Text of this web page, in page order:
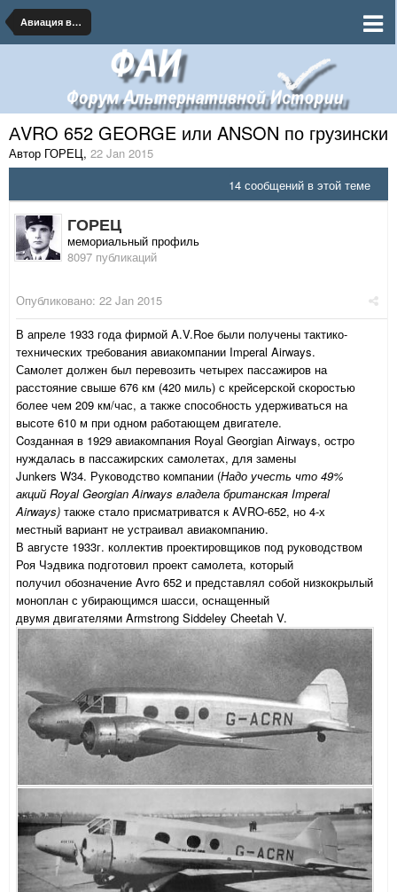
Авиация военная и гражданская
АVRO 652 GEORGE или ANSON по грузински
Автор ГОРЕЦ, 22 Jan 2015
14 сообщений в этой теме
ГОРЕЦ
мемориальный профиль
8097 публикаций
Опубликовано: 22 Jan 2015
В апреле 1933 года фирмой A.V.Roe были получены тактико-
технических требования авиакомпании Imperal Airways.
Самолет должен был перевозить четырех пассажиров на
расстояние свыше 676 км (420 миль) с крейсерской скоростью
более чем 209 км/час, а также способность удерживаться на
высоте 610 м при одном работающем двигателе.
Cозданная в 1929 авиакомпания Royal Georgian Airways, остро
нуждалась в пассажирских самолетах, для замены
Junkers W34. Руководство компании (Надо учесть что 49%
акций Royal Georgian Airways владела британская Imperal
Airways) также стало присматриватся к AVRO-652, но 4-х
местный вариант не устраивал авиакомпанию.
В августе 1933г. коллектив проектировщиков под руководством
Роя Чэдвика подготовил проект самолета, который
получил обозначение Avro 652 и представлял собой низкокрылый
моноплан с убирающимся шасси, оснащенный
двумя двигателями Armstrong Siddеley Cheetah V.